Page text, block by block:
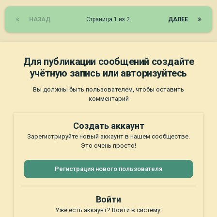
НАЗАД ДАЛЕЕ
Страница 1 из 2
Для публикации сообщений создайте
учётную запись или авторизуйтесь
Вы должны быть пользователем, чтобы оставить
комментарий
Создать аккаунт
Зарегистрируйте новый аккаунт в нашем сообществе.
Это очень просто!
Регистрация нового пользователя
Войти
Уже есть аккаунт? Войти в систему.